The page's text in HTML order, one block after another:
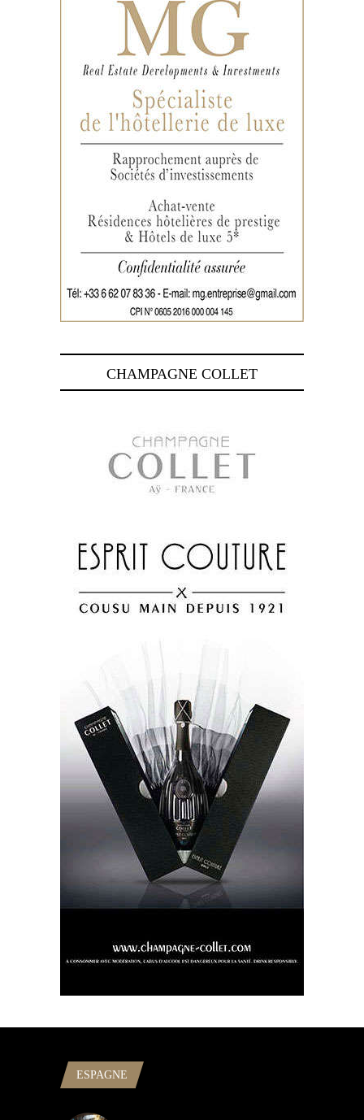
CHAMPAGNE COLLET
ESPAGNE